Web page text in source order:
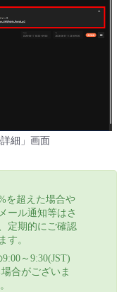
詳細」画面
を超えた場合や
ール通知等はさ
定期的にご確認
す。
～9:30(JST)
合がございま